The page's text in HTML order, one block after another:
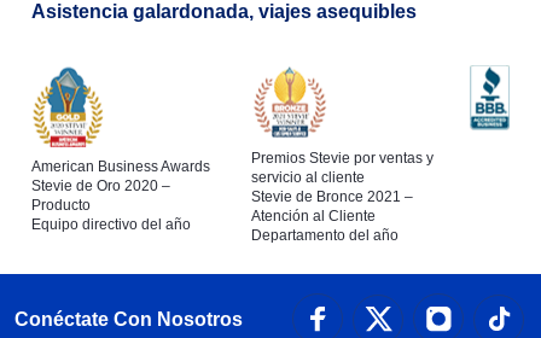
Asistencia galardonada, viajes asequibles
American Business Awards
Stevie de Oro 2020 –
Producto
Equipo directivo del año
Premios Stevie por ventas y
servicio al cliente
Stevie de Bronce 2021 –
Atención al Cliente
Departamento del año
Conéctate Con Nosotros